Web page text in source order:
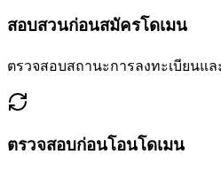
สอบสวนก่อนสมัครโดเมน
ตรวจสอบสถานะการลงทะเบียนแ
ตรวจสอบก่อนโอนโดเมน